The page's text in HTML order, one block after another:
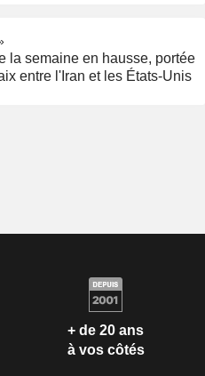
la semaine en hausse, portée
entre l'Iran et les États-Unis
+ de 20 ans
à vos côtés